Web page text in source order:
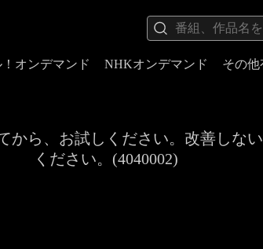
オンデマンド NHKオンデマンド その他
ら、お試しください。改善しな
ください。(4040002)